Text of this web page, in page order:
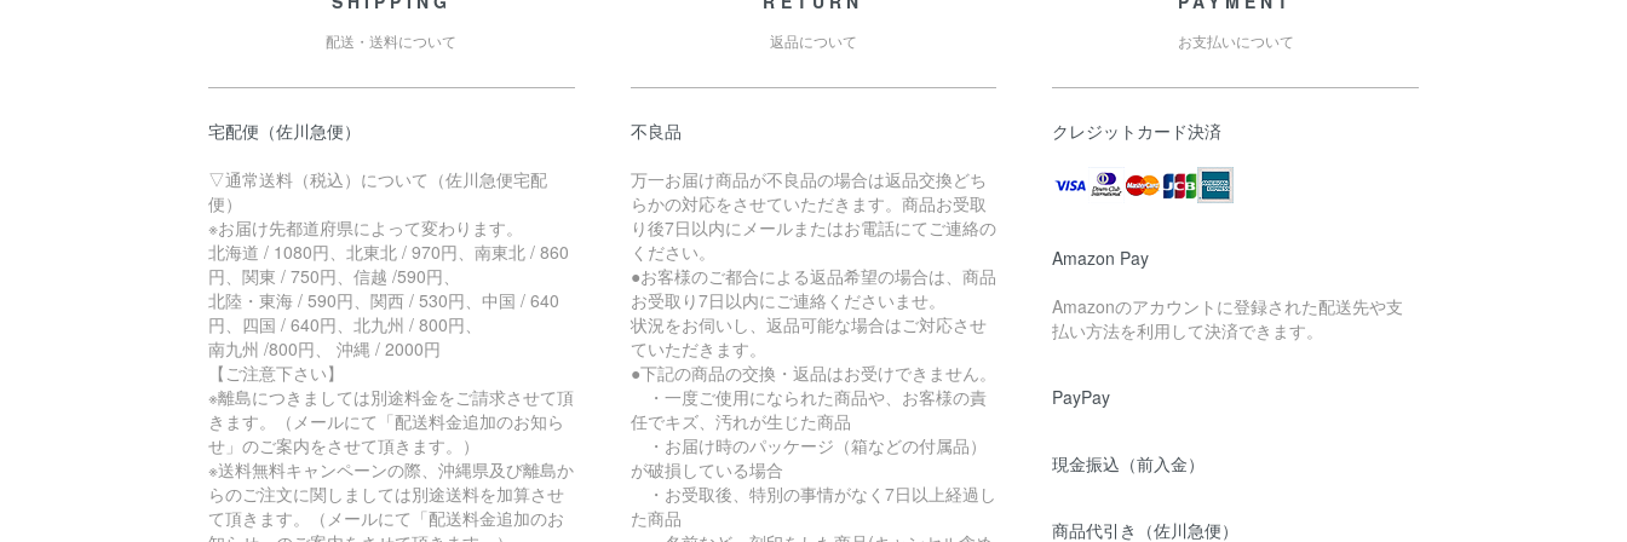
配送・送料について
宅配便（佐川急便）
▽通常送料（税込）について（佐川急便宅配
便）
※お届け先都道府県によって変わります。
北海道 / 1080円、北東北 / 970円、南東北 / 860
円、関東 / 750円、信越 /590円、
北陸・東海 / 590円、関西 / 530円、中国 / 640
円、四国 / 640円、北九州 / 800円、
南九州 /800円、 沖縄 / 2000円
【ご注意下さい】
※離島につきましては別途料金をご請求させて頂
きます。（メールにて「配送料金追加のお知ら
せ」のご案内をさせて頂きます。）
※送料無料キャンペーンの際、沖縄県及び離島か
らのご注文に関しましては別途送料を加算させ
て頂きます。（メールにて「配送料金追加のお
返品について
不良品
万一お届け商品が不良品の場合は返品交換どち
らかの対応をさせていただきます。商品お受取
り後7日以内にメールまたはお電話にてご連絡の
ください。
●お客様のご都合による返品希望の場合は、商品
お受取り7日以内にご連絡くださいませ。
状況をお伺いし、返品可能な場合はご対応させ
ていただきます。
●下記の商品の交換・返品はお受けできません。
・一度ご使用になられた商品や、お客様の責
任でキズ、汚れが生じた商品
・お届け時のパッケージ（箱などの付属品）
が破損している場合
・お受取後、特別の事情がなく7日以上経過し
た商品
お支払いについて
クレジットカード決済
Amazon Pay
Amazonのアカウントに登録された配送先や支
払い方法を利用して決済できます。
PayPay
現金振込（前入金）
商品代引き（佐川急便）